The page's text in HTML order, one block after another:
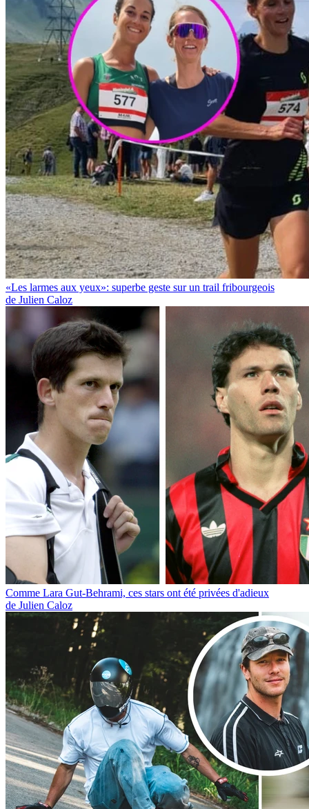
«Les larmes aux yeux»: superbe geste sur un trail fribourgeois
de Julien Caloz
Comme Lara Gut-Behrami, ces stars ont été privées d'adieux
de Julien Caloz